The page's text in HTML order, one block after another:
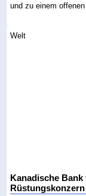
und zu einem
Welt
Kanadische